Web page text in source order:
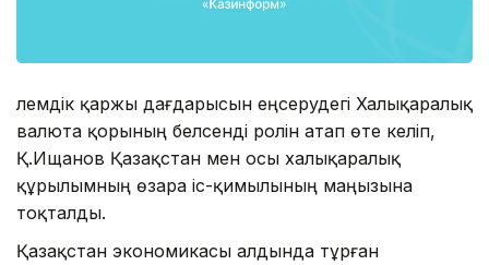
Әлемдік қаржы дағдарысын еңсерудегі Халықаралық
валюта қорының белсенді ролін атап өте келіп,
Қ.Ищанов Қазақстан мен осы халықаралық
құрылымның өзара іс-қимылының маңызына
тоқталды.
Қазақстан экономикасы алдында тұрған